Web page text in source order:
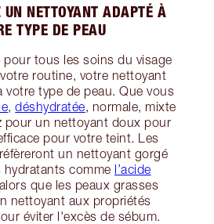
NETTOYANT ADAPTÉ À
TYPE DE PEAU
pour tous les soins du visage
routine, votre nettoyant
votre type de peau. Que vous
,déshydratée, normale, mixte
pour un nettoyant doux pour
pour votre teint. Les
un nettoyant gorgé
comme l’acide
que les peaux grasses
nettoyant aux propriétés
éviter l'excès de sébum.